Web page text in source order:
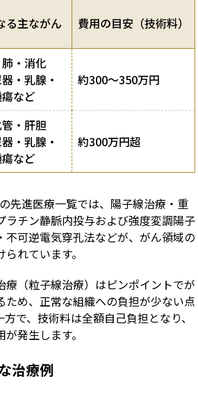
る主ながん 費用の目安（技術料）
・消化
・乳腺・
など
約300〜350万円
・肝胆
・乳腺・
など
約300万円超
先進医療一覧では、陽子線治療・重
ラチン静脈内投与および強度変調陽子
不可逆電気穿孔法などが、がん領域の
れています。
療（粒子線治療）はピンポイントでが
ため、正常な組織への負担が少ない点
で、技術料は全額自己負担となり、
発生します。
治療例